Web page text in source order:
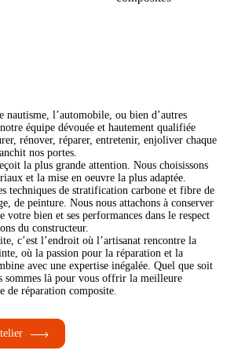
nautisme, l’automobile, ou bien d’autres
équipe dévouée et hautement qualifiée
rénover, réparer, entretenir, enjoliver chaque
nos portes.
la plus grande attention. Nous choisissons
et la mise en oeuvre la plus adaptée.
techniques de stratification carbone et fibre de
de peinture. Nous nous attachons à conserver
votre bien et ses performances dans le respect
du constructeur.
c’est l’endroit où l’artisanat rencontre la
où la passion pour la réparation et la
avec une expertise inégalée. Quel que soit
sommes là pour vous offrir la meilleure
de réparation composite.